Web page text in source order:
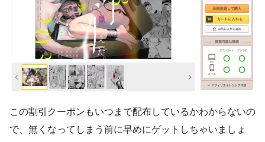
この割引クーポンもいつまで配布しているかわからないの
で、無くなってしまう前に早めにゲットしちゃいましょ